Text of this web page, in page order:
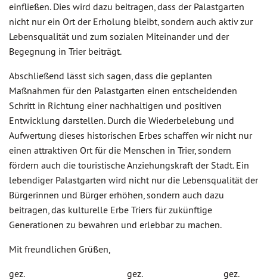
einfließen. Dies wird dazu beitragen, dass der Palastgarten
nicht nur ein Ort der Erholung bleibt, sondern auch aktiv zur
Lebensqualität und zum sozialen Miteinander und der
Begegnung in Trier beiträgt.
Abschließend lässt sich sagen, dass die geplanten
Maßnahmen für den Palastgarten einen entscheidenden
Schritt in Richtung einer nachhaltigen und positiven
Entwicklung darstellen. Durch die Wiederbelebung und
Aufwertung dieses historischen Erbes schaffen wir nicht nur
einen attraktiven Ort für die Menschen in Trier, sondern
fördern auch die touristische Anziehungskraft der Stadt. Ein
lebendiger Palastgarten wird nicht nur die Lebensqualität der
Bürgerinnen und Bürger erhöhen, sondern auch dazu
beitragen, das kulturelle Erbe Triers für zukünftige
Generationen zu bewahren und erlebbar zu machen.
Mit freundlichen Grüßen,
gez. gez. gez.